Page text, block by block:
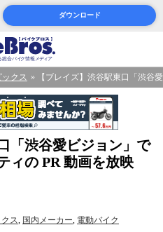
ダウンロード
ックス 【ブレイズ】渋谷駅東口「渋谷
「渋谷愛ビジョン」で
ィの PR 動画を放映
クス, 国内メーカー, 電動バイク